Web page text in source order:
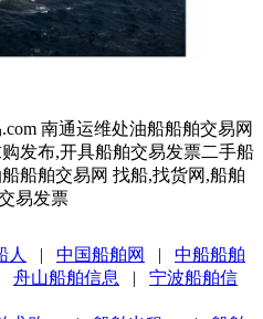
人 | 中国船舶网 | 中船船舶
舟山船舶信息 | 宁波船舶信